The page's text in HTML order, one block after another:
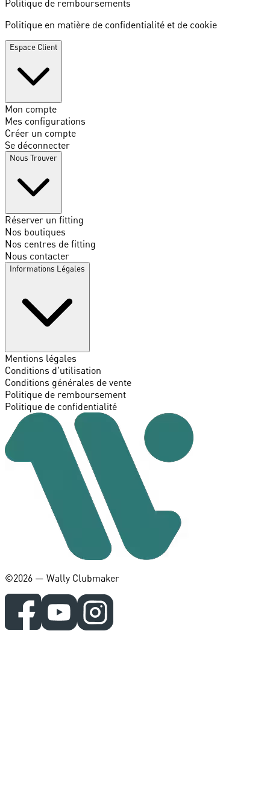
Politique de remboursements
Politique en matière de confidentialité et de cookie
Espace Client
Mon compte
Mes configurations
Créer un compte
Se déconnecter
Nous Trouver
Réserver un fitting
Nos boutiques
Nos centres de fitting
Nous contacter
Informations Légales
Mentions légales
Conditions d'utilisation
Conditions générales de vente
Politique de remboursement
Politique de confidentialité
©️2026 — Wally Clubmaker